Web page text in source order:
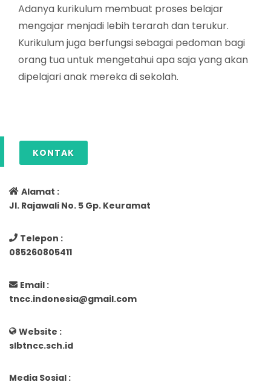
Adanya kurikulum membuat proses belajar
mengajar menjadi lebih terarah dan terukur.
Kurikulum juga berfungsi sebagai pedoman bagi
orang tua untuk mengetahui apa saja yang akan
dipelajari anak mereka di sekolah.
KONTAK
Alamat :
Jl. Rajawali No. 5 Gp. Keuramat
Telepon :
085260805411
Email :
tncc.indonesia@gmail.com
Website :
slbtncc.sch.id
Media Sosial :